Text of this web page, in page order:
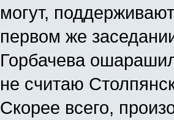
могут,
первом же
Горбачева
не считаю
Скорее всего,